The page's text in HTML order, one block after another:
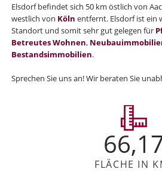
Elsdorf befindet sich 50 km östlich von
westlich von Köln entfernt. Elsdorf ist ein
Standort und somit sehr gut gelegen für
Betreutes Wohnen,
Bestandsimmobilien.
Sprechen Sie uns an! Wir beraten Sie
FLÄCHE IN